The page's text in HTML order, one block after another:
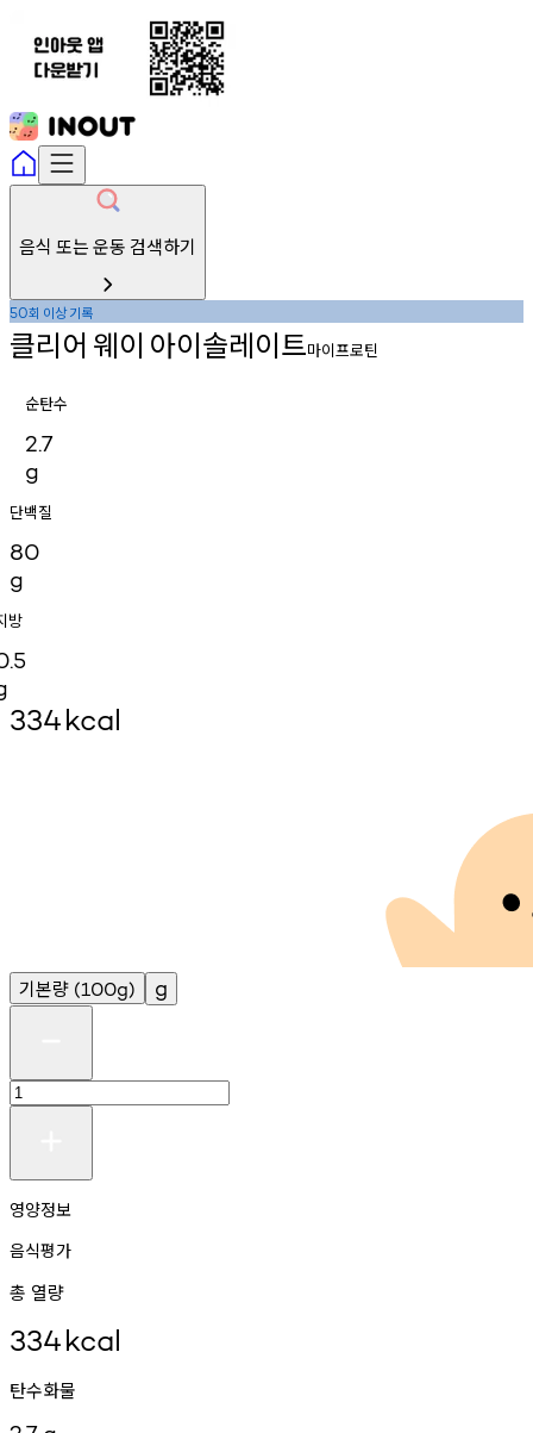
음식 또는 운동 검색하기
50회 이상기록
클리어 웨이 아이솔레이트마이프로틴
순탄수
2.7
g
단백질
80
g
방
334kcal
기본량 (100g) g
영양정보
음식평가
총 열량
334kcal
탄수화물